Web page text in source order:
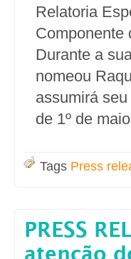
Relatoria
Componente
Durante a
nomeou
assumirá
de 1º de
Tags Press
PRESS